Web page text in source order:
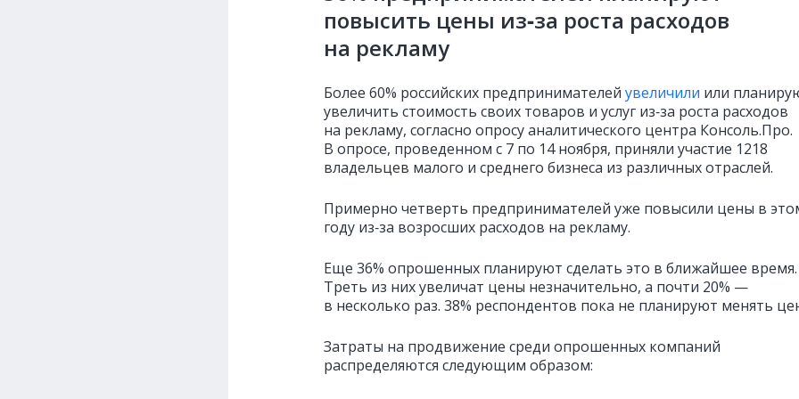
повысить цены из‑за роста расходов
на рекламу
Более 60% российских предпринимателей увеличили или
увеличить стоимость своих товаров и услуг из‑за роста расходов
на рекламу, согласно опросу аналитического центра Консоль.Про.
В опросе, проведенном с 7 по 14 ноября, приняли участие 1218
владельцев малого и среднего бизнеса из различных отраслей.
Примерно четверть предпринимателей уже повысили цены в
году из‑за возросших расходов на рекламу.
Еще 36% опрошенных планируют сделать это в ближайшее время.
Треть из них увеличат цены незначительно, а почти 20% —
в несколько раз. 38% респондентов пока не планируют менять
Затраты на продвижение среди опрошенных компаний
распределяются следующим образом: